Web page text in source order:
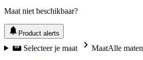
Maat niet beschikbaar?
Product alerts
Selecteer je maat MaatAlle maten